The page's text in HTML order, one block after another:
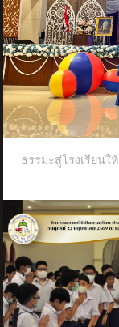
ธรรมะสู่โรงเรียน